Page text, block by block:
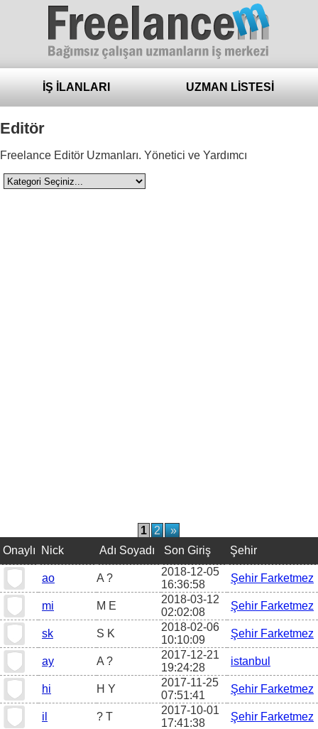
Freelance
İŞ İLANLARI UZMAN LİSTESİ
Editör
Freelance Editör Uzmanları. Yönetici ve Yardımcı
1 2 »
Onaylı
Nick Adı Soyadı Son Giriş Şehir
ao A ?
2018-12-05
16:36:58
Şehir Farketmez
mi M E
2018-03-12
02:02:08
Şehir Farketmez
sk S K
2018-02-06
10:10:09
Şehir Farketmez
ay A ?
2017-12-21
19:24:28
istanbul
hi H Y
2017-11-25
07:51:41
Şehir Farketmez
il ? T
2017-10-01
17:41:38
Şehir Farketmez